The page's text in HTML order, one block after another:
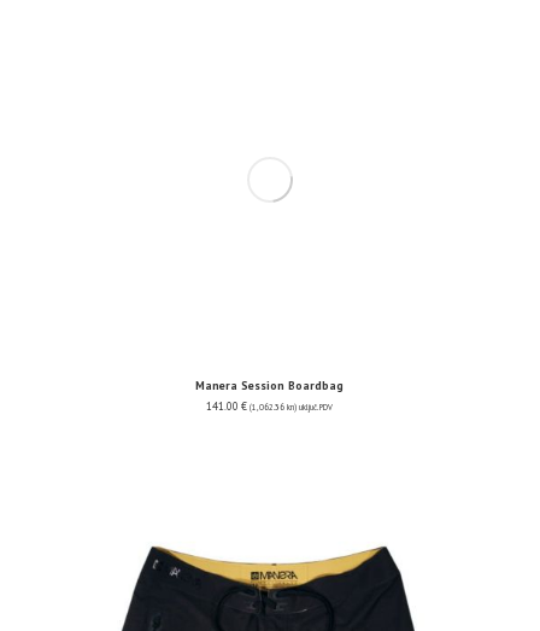
Manera Session Boardbag
141.00 € (1,062.36 kn) uključ. PDV